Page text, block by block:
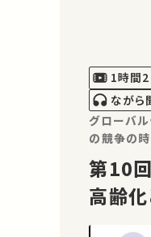
1時間
ながら
グローバ
の競争の
第10回 変わる生き様：少子
高齢